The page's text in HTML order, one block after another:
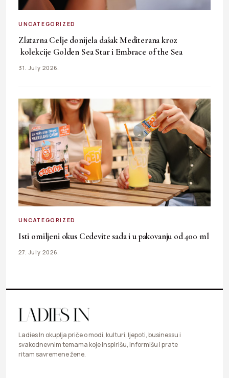
UNCATEGORIZED
Zlatarna Celje donijela dašak Mediterana kroz
kolekcije Golden Sea Star i Embrace of the Sea
31. July 2026.
UNCATEGORIZED
Isti omiljeni okus Cedevite sada i u pakovanju od 400 ml
27. July 2026.
Ladies In okuplja priče o modi, kulturi, ljepoti, businessu i
svakodnevnim temama koje inspirišu, informišu i prate
ritam savremene žene.